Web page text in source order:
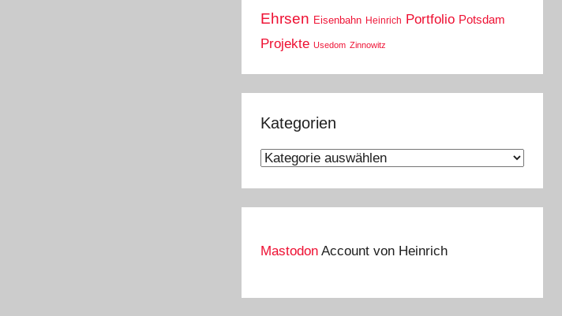
Ehrsen Eisenbahn Heinrich Portfolio Potsdam
Projekte Usedom Zinnowitz
Kategorien
Kategorien
Mastodon Account von Heinrich